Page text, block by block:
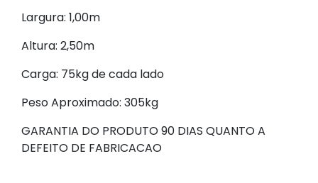
Largura: 1,00m
Altura: 2,50m
Carga: 75kg de cada lado
Peso Aproximado: 305kg
GARANTIA DO PRODUTO 90 DIAS QUANTO A
DEFEITO DE FABRICACAO